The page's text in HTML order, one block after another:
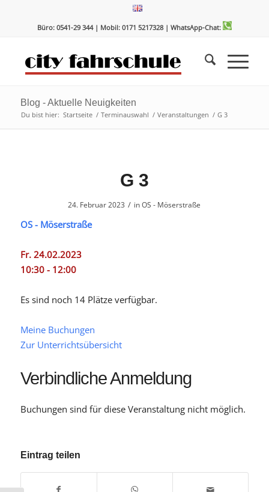
Büro: 0541-29 344 | Mobil: 0171 5217328 | WhatsApp-Chat:
Blog - Aktuelle Neuigkeiten
Du bist hier: Startseite / Terminauswahl / Veranstaltungen / G 3
G 3
24. Februar 2023 / inOS - Möserstraße
OS - Möserstraße
Fr. 24.02.2023
10:30 - 12:00
Es sind noch 14 Plätze verfügbar.
Meine Buchungen
Zur Unterrichtsübersicht
Verbindliche Anmeldung
Buchungen sind für diese Veranstaltung nicht möglich.
Eintrag teilen